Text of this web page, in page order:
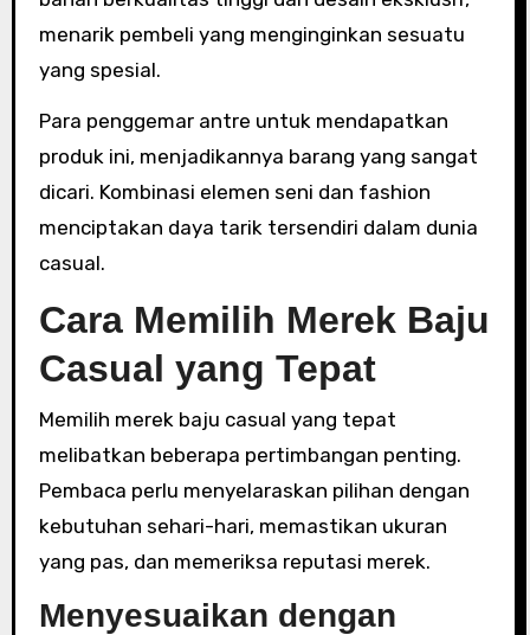
menarik pembeli yang menginginkan sesuatu
yang spesial.
Para penggemar antre untuk mendapatkan
produk ini, menjadikannya barang yang sangat
dicari. Kombinasi elemen seni dan fashion
menciptakan daya tarik tersendiri dalam dunia
casual.
Cara Memilih Merek Baju
Casual yang Tepat
Memilih merek baju casual yang tepat
melibatkan beberapa pertimbangan penting.
Pembaca perlu menyelaraskan pilihan dengan
kebutuhan sehari-hari, memastikan ukuran
yang pas, dan memeriksa reputasi merek.
Menyesuaikan dengan